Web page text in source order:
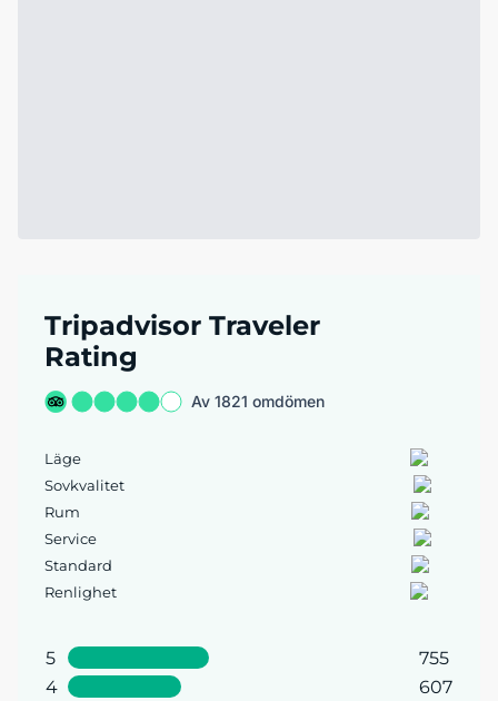
Tripadvisor Traveler
Rating
Av 1821 omdömen
Läge
Sovkvalitet
Rum
Service
Standard
Renlighet
5
755
4
607